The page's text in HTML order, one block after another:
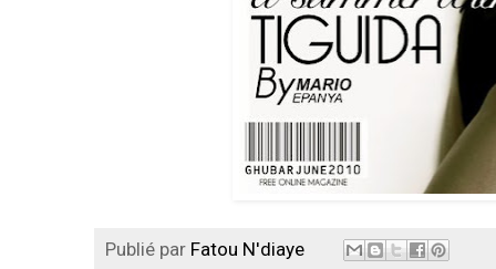
Publié par Fatou N'diaye